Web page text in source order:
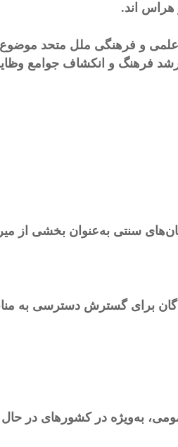
اند.
و فرهنگی ملل متحد
فرهنگ و انکشاف جوامع وظایف
سنتی به‌عنوان بخشی از
برای گسترش دسترسی به
به‌ویژه در کشورهای در